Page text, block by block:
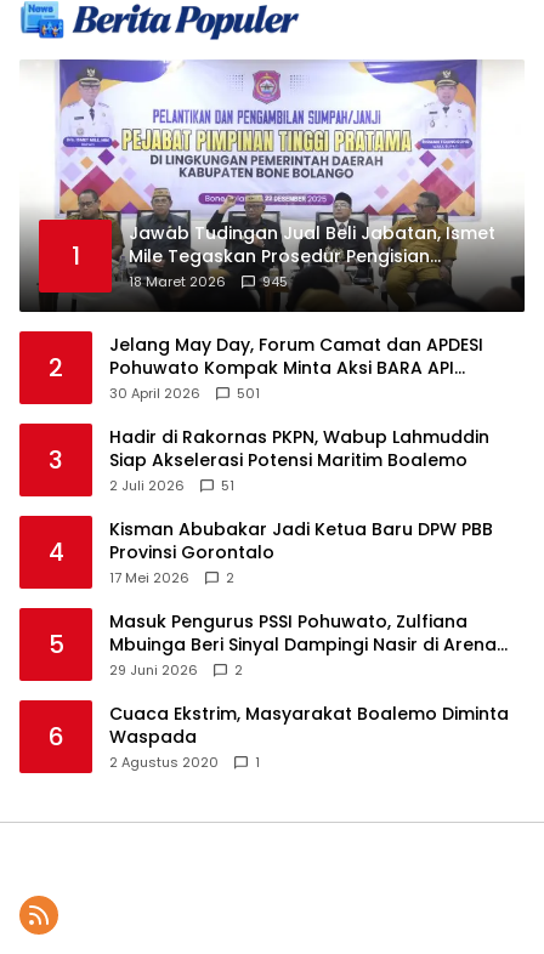
1
Jawab Tudingan Jual Beli Jabatan, Ismet
Mile Tegaskan Prosedur Pengisian
Jabatan
18 Maret 2026 945
2
Jelang May Day, Forum Camat dan APDESI
Pohuwato Kompak Minta Aksi BARA API
Ditunda
30 April 2026 501
3
Hadir di Rakornas PKPN, Wabup Lahmuddin
Siap Akselerasi Potensi Maritim Boalemo
2 Juli 2026 51
4
Kisman Abubakar Jadi Ketua Baru DPW PBB
Provinsi Gorontalo
17 Mei 2026 2
5
Masuk Pengurus PSSI Pohuwato, Zulfiana
Mbuinga Beri Sinyal Dampingi Nasir di Arena
Politik ?
29 Juni 2026 2
6
Cuaca Ekstrim, Masyarakat Boalemo Diminta
Waspada
2 Agustus 2020 1